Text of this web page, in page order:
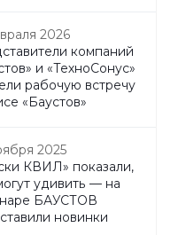
2026
компаний
и «ТехноСонус»
рабочую встречу
«Баустов»
2025
КВИЛ» показали,
удивить — на
БАУСТОВ
новинки